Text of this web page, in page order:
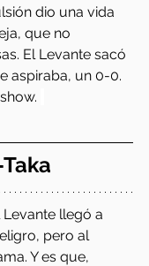
dio una vida
que no
El Levante sacó
aspiraba, un 0-0.
show.
llegó a
pero al
Y es que,